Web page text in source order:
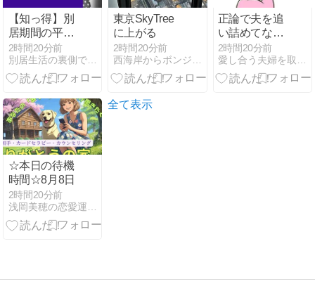
【知っ得】別
居期間の平均
はどのくら
い？50代が老
後不安を減ら
2時間20分前
別居生活の裏側で〜孤独から自分らしさを取り戻すブログ
東京SkyTree
に上がる
2時間20分前
正論で夫を追
い詰めてな
い？「正しい
のにうまくい
かない」ロジ
2時間20分前
☆本日の待機
時間☆8月8日
2時間20分前
全て表示